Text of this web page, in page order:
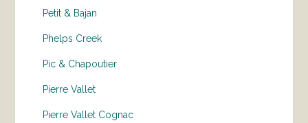
Petit & Bajan
Phelps Creek
Pic & Chapoutier
Pierre Vallet
Pierre Vallet Cognac